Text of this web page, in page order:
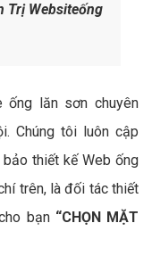
Trị Websiteống
lăn sơn chuyên
Chúng tôi luôn cập
thiết kế Web ống
trên, là đối tác thiết
bạn “CHỌN MẶT